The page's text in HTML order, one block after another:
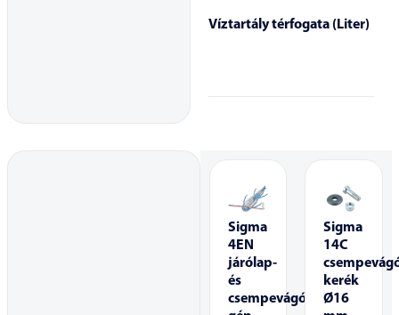
Víztartály térfogata (Liter)
Sigma
4EN
járólap-
és
csempevágó
Sigma
14C
kerék
Ø16